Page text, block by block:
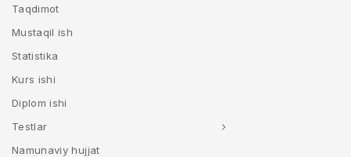
Taqdimot
Mustaqil ish
Statistika
Kurs ishi
Diplom ishi
Testlar
Namunaviy hujjat